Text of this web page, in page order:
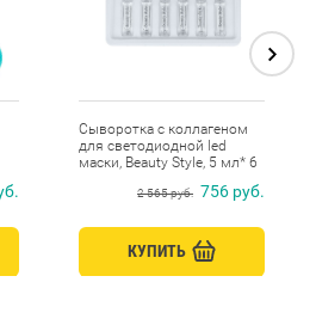
Сыворотка с коллагеном
для светодиодной led
маски, Beauty Style, 5 мл* 6
2 565 руб. 756 руб.
КУПИТЬ